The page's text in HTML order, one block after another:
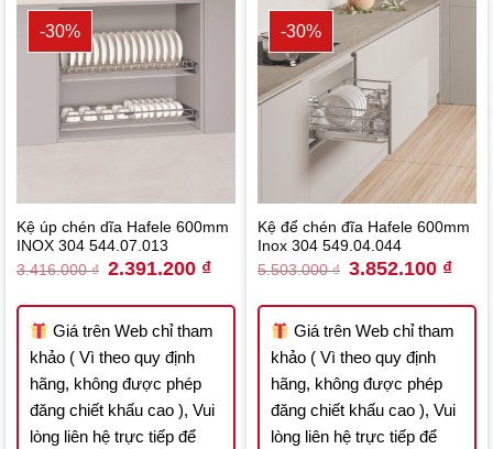
-30%
Kệ úp chén dĩa Hafele 600mm
INOX 304 544.07.013
3.416.000₫ Original
price
3.416.000 ₫.
2.391.200 ₫Current
2.391.200 ₫.
Giá trên Web chỉ tham
khảo ( Vì theo quy định
hãng, không được phép
đăng chiết khấu cao ), Vui
lòng liên hệ trực tiếp để
-30%
Kệ để chén đĩa Hafele 600mm
Inox 304 549.04.044
5.503.000₫ Original
price
5.503.000 ₫.
3.852.100 ₫
Giá trên Web chỉ tham
khảo ( Vì theo quy định
hãng, không được phép
đăng chiết khấu cao ), Vui
lòng liên hệ trực tiếp để